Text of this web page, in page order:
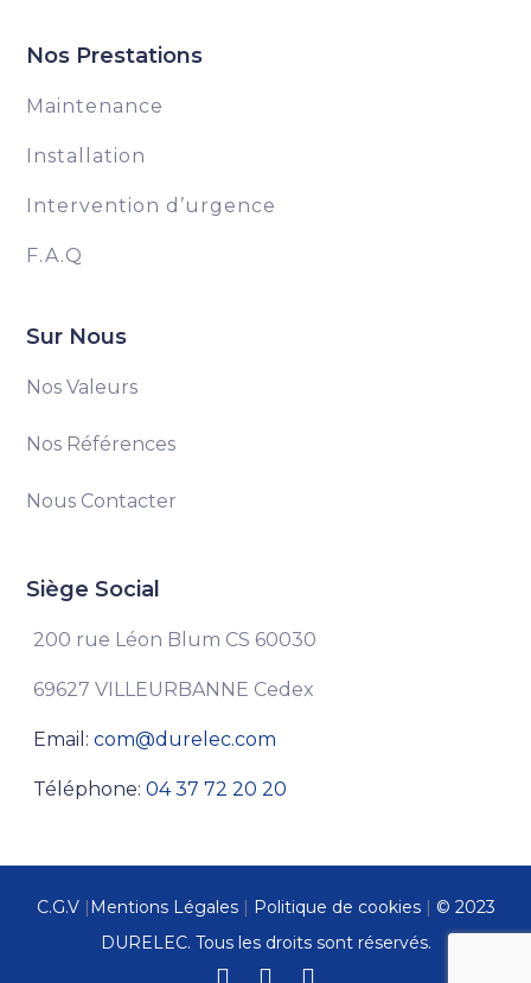
Nos Prestations
Maintenance
Installation
Intervention d’urgence
F.A.Q
Sur Nous
Nos Valeurs
Nos Références
Nous Contacter
Siège Social
200 rue Léon Blum CS 60030
69627 VILLEURBANNE Cedex
Email: com@durelec.com
Téléphone: 04 37 72 20 20
C.G.V| Mentions Légales| Politique de cookies| © 2023
DURELEC. Tous les droits sont réservés.